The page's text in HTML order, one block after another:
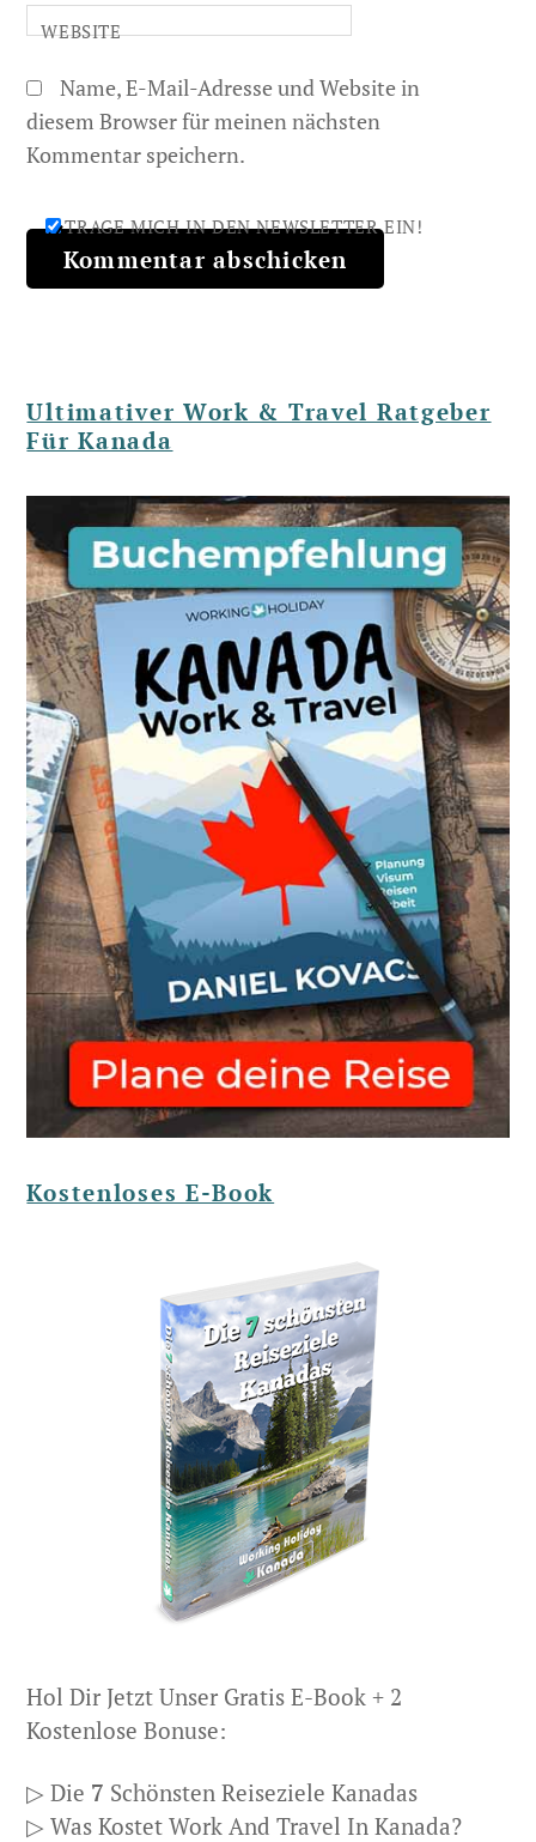
WEBSITE
Name, E-Mail-Adresse und Website in
diesem Browser für meinen nächsten
Kommentar speichern.
TRAGE MICH IN DEN NEWSLETTER EIN!
Ultimativer Work & Travel Ratgeber
Für Kanada
Kostenloses E-Book
Hol Dir Jetzt Unser Gratis E-Book + 2
Kostenlose Bonuse:
▷ Die 7 Schönsten Reiseziele Kanadas
▷ Was Kostet Work And Travel In Kanada?